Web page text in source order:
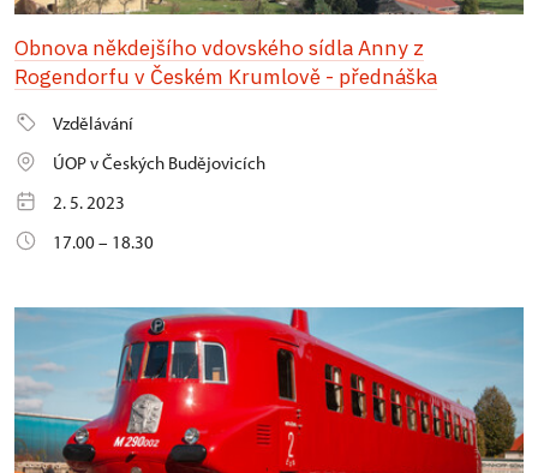
Obnova někdejšího vdovského sídla Anny z
Rogendorfu v Českém Krumlově - přednáška
Vzdělávání
ÚOP v Českých Budějovicích
2. 5. 2023
17.00 – 18.30